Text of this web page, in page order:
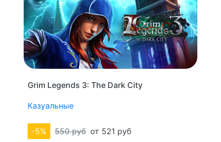
Grim Legends 3: The Dark City
Казуальные
-5% 550 руб от 521 руб